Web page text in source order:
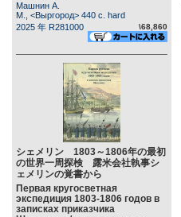
Машнин А.
М., <Выргород> 440 c. hard
2025 年 R281000
\68,860
シェメリン 1803～1806年の最初
の世界一周探検 露米会社執事シ
ェメリンの覚書から
Первая кругосветная
экспедиция 1803-1806 годов в
записках приказчика